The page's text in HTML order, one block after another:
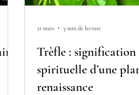
/
Trèfle : signification
spirituelle d’une
renaissance
21 mars 3 min de lecture